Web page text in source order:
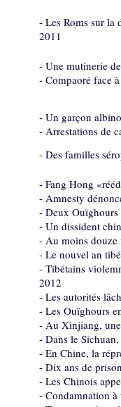
- Les Roms sur la
2011
- Une mutinerie
- Compaoré face
- Un garçon
- Arrestations de
- Des familles
- Fang Hong
- Amnesty
- Deux
- Un dissident
- Au moins douze
- Le nouvel an
- Tibétains
2012
- Les autorités
- Les Ouïghours
- Au Xinjiang,
- Dans le
- En Chine, la
- Dix ans de
- Les Chinois
- Condamnation